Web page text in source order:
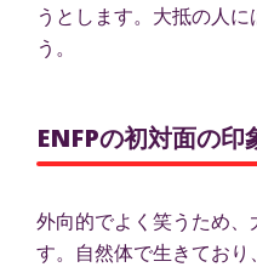
うとします。大抵の人
う。
ENFPの初対面の印
外向的でよく笑うため
す。自然体で生きてお